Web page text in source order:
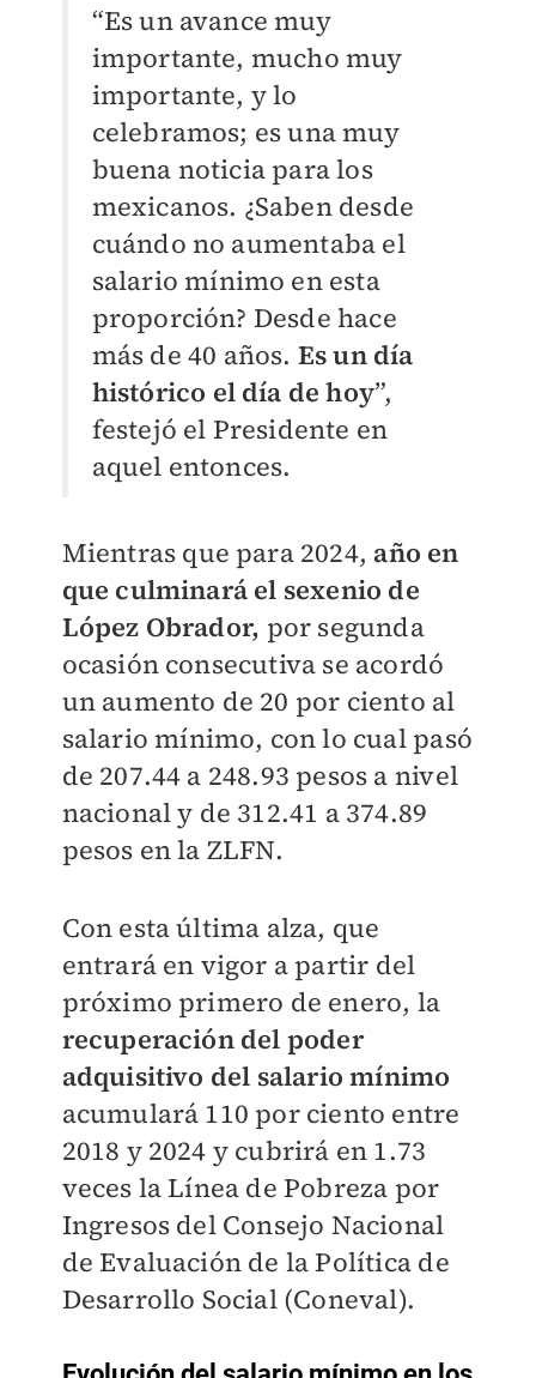
“Es un avance muy
importante, mucho muy
importante, y lo
celebramos; es una muy
buena noticia para los
mexicanos. ¿Saben desde
cuándo no aumentaba el
salario mínimo en esta
proporción? Desde hace
más de 40 años. Es un día
histórico el día de hoy”,
festejó el Presidente en
aquel entonces.
Mientras que para 2024, año en
que culminará el sexenio de
López Obrador, por segunda
ocasión consecutiva se acordó
un aumento de 20 por ciento al
salario mínimo, con lo cual pasó
de 207.44 a 248.93 pesos a nivel
nacional y de 312.41 a 374.89
pesos en la ZLFN.
Con esta última alza, que
entrará en vigor a partir del
próximo primero de enero, la
recuperación del poder
adquisitivo del salario mínimo
acumulará 110 por ciento entre
2018 y 2024 y cubrirá en 1.73
veces la Línea de Pobreza por
Ingresos del Consejo Nacional
de Evaluación de la Política de
Desarrollo Social (Coneval).